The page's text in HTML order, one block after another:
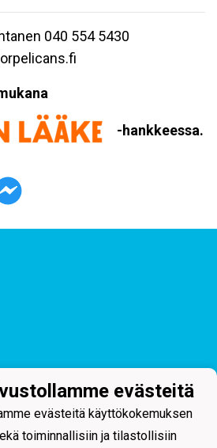
040 554 5430
-hankkeessa.
15110 Lahti
pe klo 9-15
evästeitä
evästeitä käyttökokemuksen
toiminnallisiin ja tilastollisiin